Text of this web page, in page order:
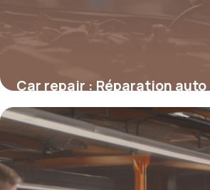
Car repair : Réparation
7 mai 2026